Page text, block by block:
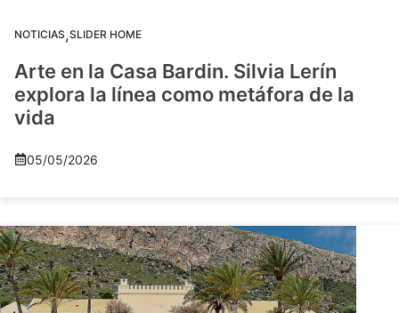
NOTICIAS,SLIDER HOME
Arte en la Casa Bardin. Silvia Lerín
explora la línea como metáfora de la
vida
05/05/2026